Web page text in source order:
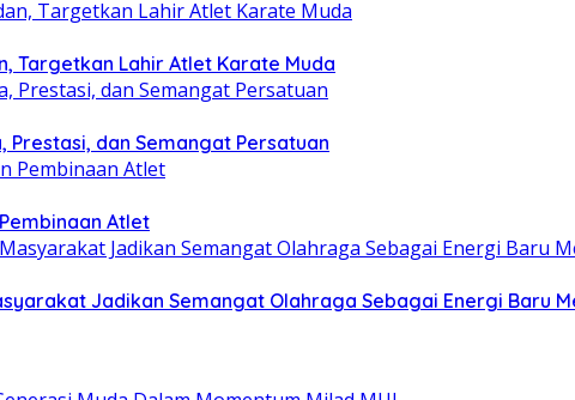
Targetkan Lahir Atlet Karate Muda
Prestasi, dan Semangat Persatuan
Atlet
Jadikan Semangat Olahraga Sebagai Energi Baru